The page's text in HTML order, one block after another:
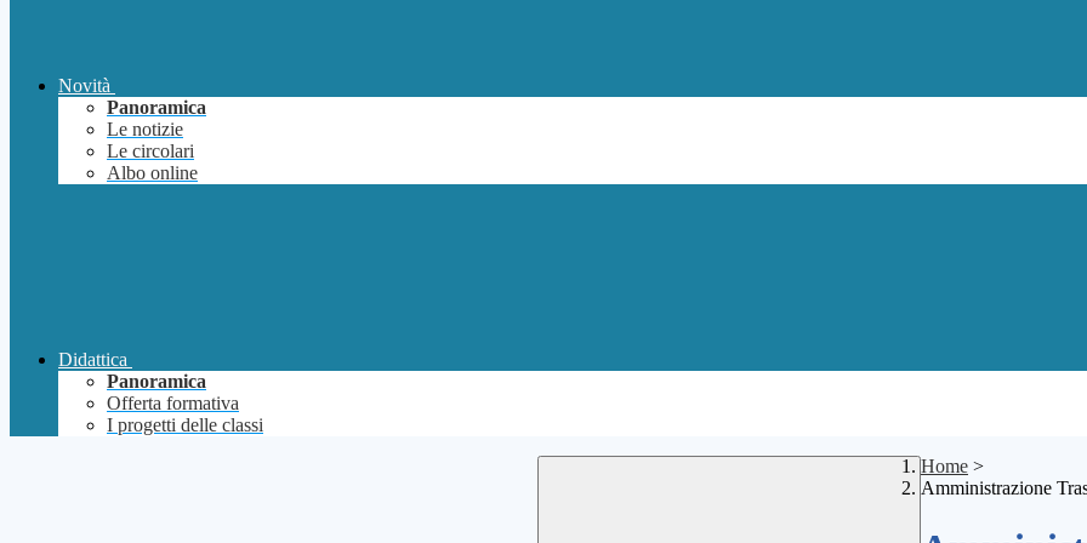
Novità
Panoramica
Le notizie
Le circolari
Albo online
Didattica
Panoramica
Offerta formativa
I progetti delle classi
Home >
Amministrazione